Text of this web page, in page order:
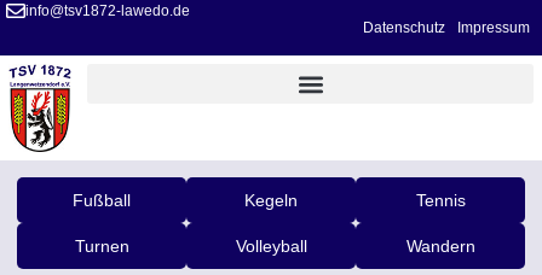
info@tsv1872-lawedo.de
Datenschutz
Impressum
Fußball Kegeln Tennis
Turnen Volleyball Wandern